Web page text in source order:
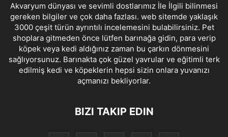
Akvaryum dünyası ve sevimli dostlarımız İle İlgili bilinmesi
gereken bilgiler ve çok daha fazlası. web sitemde yaklaşık
3000 çeşit türün ayrıntılı incelemesini bulabilirsiniz. Pet
shoplara gitmeden önce lütfen barınağa gidin, para verip
köpek veya kedi aldığınız zaman bu çarkın dönmesini
sağlıyorsunuz. Barınakta çok güzel yavrular ve eğitimli terk
edilmiş kedi ve köpeklerin hepsi sizin onlara yuvanızı
açmanızı bekliyorlar.
BIZI TAKIP EDIN